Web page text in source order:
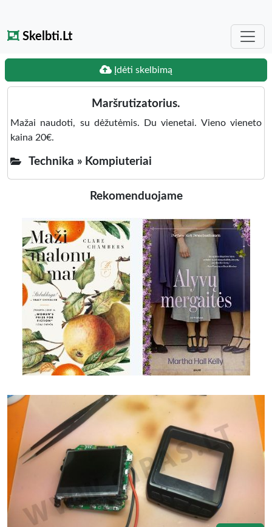
Skelbti.Lt
Įdėti skelbimą
Maršrutizatorius.
Mažai naudoti, su dėžutėmis. Du vienetai. Vieno vieneto
kaina 20€.
Technika » Kompiuteriai
Rekomenduojame